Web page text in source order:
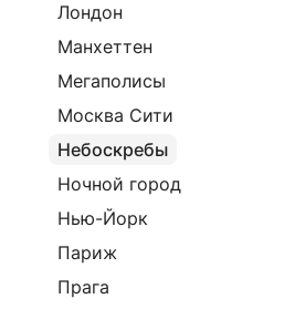
Лондон
Манхеттен
Мегаполисы
Москва Сити
Небоскребы
Ночной город
Нью-Йорк
Париж
Прага